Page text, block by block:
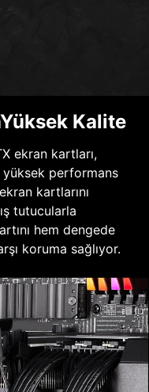
Kalite
ekran kartları,
yüksek performans
kartlarını
tutucularla
hem dengede
koruma sağlıyor.